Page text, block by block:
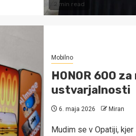
2 min read
Mobilno
HONOR 600
ustvarjalnosti
6. maja 2026 Miran
Mudim se v Opatiji,